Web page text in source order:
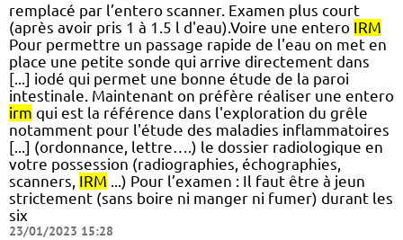
remplacé par l’entero scanner. Examen plus court
(après avoir pris 1 à 1.5 l d'eau).Voire une entero IRM
Pour permettre un passage rapide de l'eau on met en
place une petite sonde qui arrive directement dans
[...] iodé qui permet une bonne étude de la paroi
intestinale. Maintenant on préfère réaliser une entero
irm qui est la référence dans l'exploration du grêle
notamment pour l'étude des maladies inflammatoires
[...] (ordonnance, lettre….) le dossier radiologique en
votre possession (radiographies, échographies,
scanners, IRM ...) Pour l’examen : Il faut être à jeun
strictement (sans boire ni manger ni fumer) durant les
six
23/01/2023 15:28